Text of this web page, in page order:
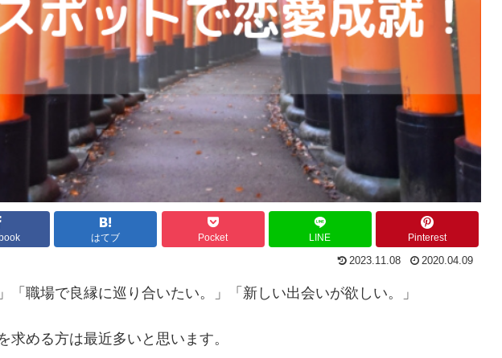
はてブ Pocket LINE Pinterest
2023.11.08 2020.04.09
「職場で良縁に巡り合いたい。」「新しい出会いが欲しい。」
求める方は最近多いと思います。